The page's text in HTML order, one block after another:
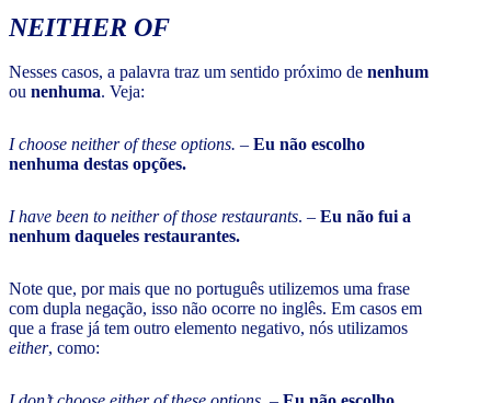
NEITHER OF
Nesses casos, a palavra traz um sentido próximo de nenhum
ou nenhuma. Veja:
I choose neither of these options. – Eu não escolho
nenhuma destas opções.
I have been to neither of those restaurants. – Eu não fui a
nenhum daqueles restaurantes.
Note que, por mais que no português utilizemos uma frase
com dupla negação, isso não ocorre no inglês. Em casos em
que a frase já tem outro elemento negativo, nós utilizamos
either, como: